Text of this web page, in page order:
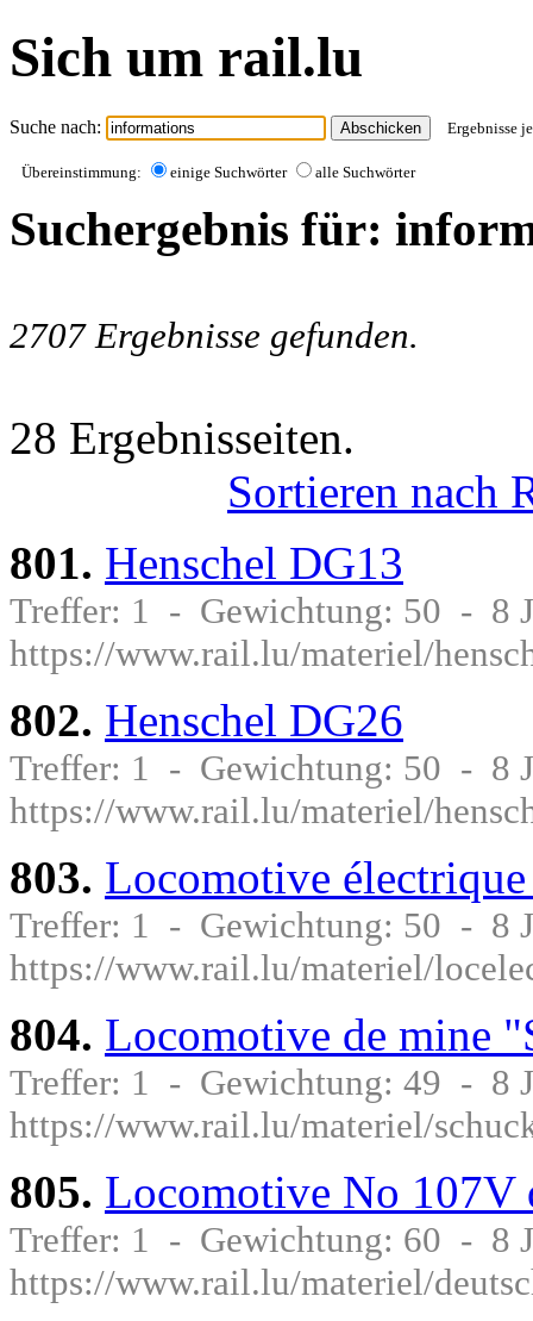
Sich um rail.lu
Suche nach: Ergebnisse
Übereinstimmung: einige Suchwörter alle Suchwörter
Suchergebnis für:
2707 Ergebnisse gefunden.
28 Ergebnisseiten.
Sortieren nach
801. Henschel DG13
Treffer: 1 - Gewichtung: 50 - 8
https://www.rail.lu/materiel/
802. Henschel DG26
Treffer: 1 - Gewichtung: 50 - 8
https://www.rail.lu/materiel/
803. Locomotive
Treffer: 1 - Gewichtung: 50 - 8
https://www.rail.lu/materiel/
804. Locomotive de mine
Treffer: 1 - Gewichtung: 49 - 8
https://www.rail.lu/materiel/
805. Locomotive No 107V
Treffer: 1 - Gewichtung: 60 - 8
https://www.rail.lu/materiel/